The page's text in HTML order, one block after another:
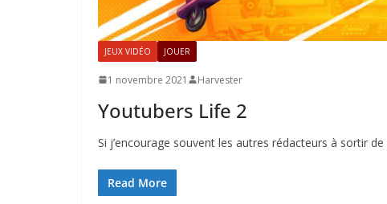
JEUX VIDÉO JOUER
1 novembre 2021 Harvester
Youtubers Life 2
Si j’encourage souvent les autres rédacteurs à sortir
Read More